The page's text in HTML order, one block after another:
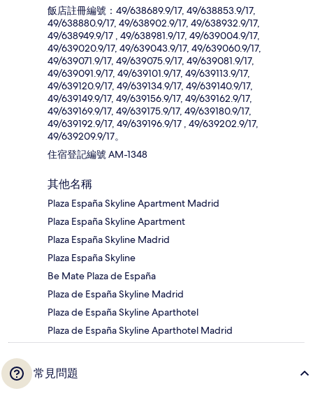
飯店註冊編號：49/638689.9/17, 49/638853.9/17,
49/638880.9/17, 49/638902.9/17, 49/638932.9/17,
49/638949.9/17 , 49/638981.9/17, 49/639004.9/17,
49/639020.9/17, 49/639043.9/17, 49/639060.9/17,
49/639071.9/17, 49/639075.9/17, 49/639081.9/17,
49/639091.9/17, 49/639101.9/17, 49/639113.9/17,
49/639120.9/17, 49/639134.9/17, 49/639140.9/17,
49/639149.9/17, 49/639156.9/17, 49/639162.9/17,
49/639169.9/17, 49/639175.9/17, 49/639180.9/17,
49/639192.9/17, 49/639196.9/17 , 49/639202.9/17,
49/639209.9/17。
住宿登記編號 AM-1348
其他名稱
Plaza España Skyline Apartment Madrid
Plaza España Skyline Apartment
Plaza España Skyline Madrid
Plaza España Skyline
Be Mate Plaza de España
Plaza de España Skyline Madrid
Plaza de España Skyline Aparthotel
Plaza de España Skyline Aparthotel Madrid
常見問題